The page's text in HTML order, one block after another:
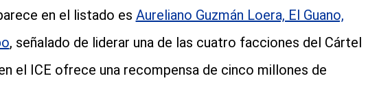
en el listado es Aureliano Guzmán Loera, El Guano,
, señalado de liderar una de las cuatro facciones del Cártel
el ICE ofrece una recompensa de cinco millones de